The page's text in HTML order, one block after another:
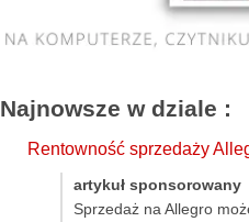
Najnowsze w dziale :
Rentowność sprzedaży
artykuł sponsorowany
Sprzedaż na Allegro